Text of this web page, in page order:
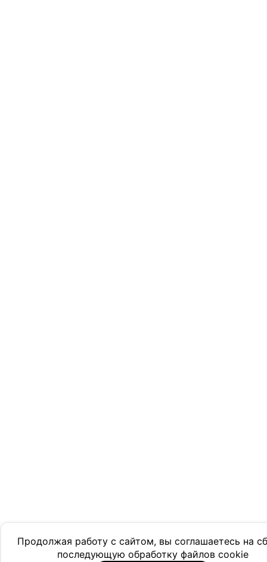
Продолжая работу с сайтом, вы соглашаетесь на
последующую обработку файлов cookie